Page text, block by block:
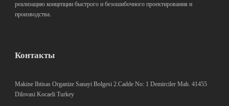
реализацию концепции быстрого и безошибочного проектирования и
производства.
Контакты
Makine Ihtisas Organize Sanayi Bolgesi 2.Cadde No: 1 Demirciler Mah. 41455
Dilovasi Kocaeli Turkey